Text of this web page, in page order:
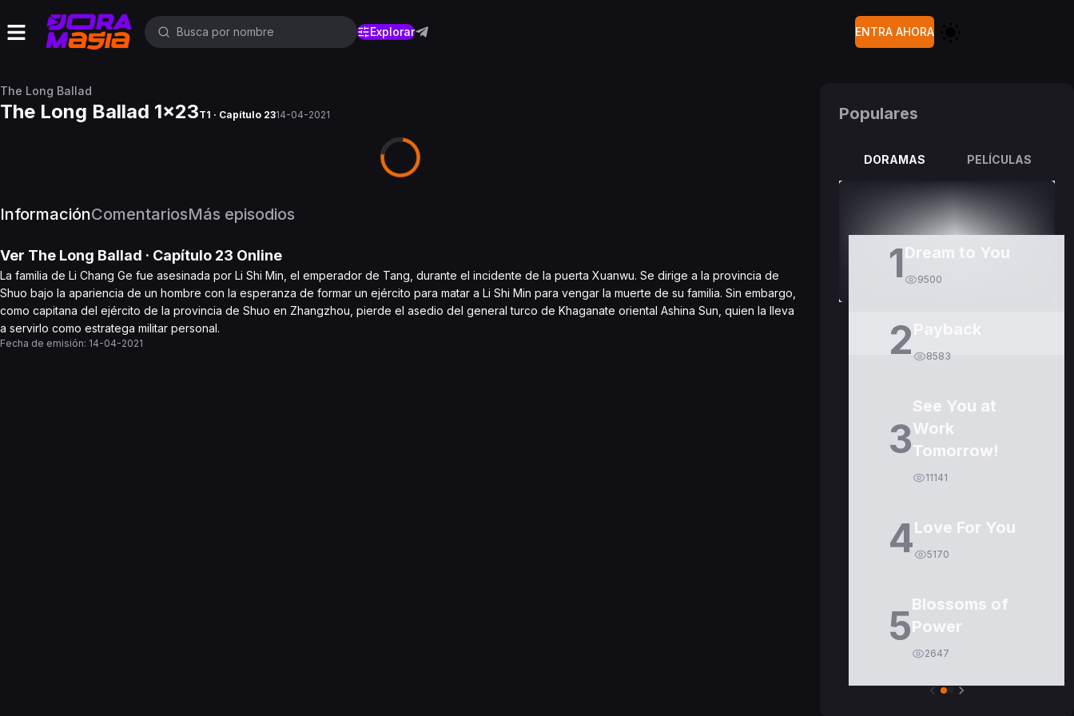
Explorar ENTRA AHORA
The Long Ballad
The Long Ballad 1x23T1 · Capítulo 2314-04-2021
InformaciónComentariosMás episodios
Ver The Long Ballad · Capítulo 23 Online
La familia de Li Chang Ge fue asesinada por Li Shi Min, el emperador de Tang, durante el incidente de la puerta Xuanwu. Se dirige a la provincia de
Shuo bajo la apariencia de un hombre con la esperanza de formar un ejército para matar a Li Shi Min para vengar la muerte de su familia. Sin embargo,
como capitana del ejército de la provincia de Shuo en Zhangzhou, pierde el asedio del general turco de Khaganate oriental Ashina Sun, quien la lleva
a servirlo como estratega militar personal.
Fecha de emisión: 14-04-2021
Populares
DORAMAS PELÍCULAS
1Dream to You
9500
2 8583
3
See You at
Work
Tomorrow!
11141
4Love For You
5170
5Blossoms of
Power
2647